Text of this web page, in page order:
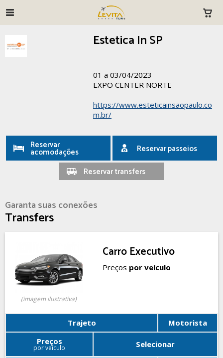
Estetica In SP
01 a 03/04/2023
EXPO CENTER NORTE
https://www.esteticainsaopaulo.co
m.br/
Reservar
acomodações
Reservar passeios
Reservar transfers
Garanta suas conexões
Transfers
(imagem ilustrativa)
Carro Executivo
Preços por veículo
Trajeto
Motorista
Preços
por veículo Selecionar